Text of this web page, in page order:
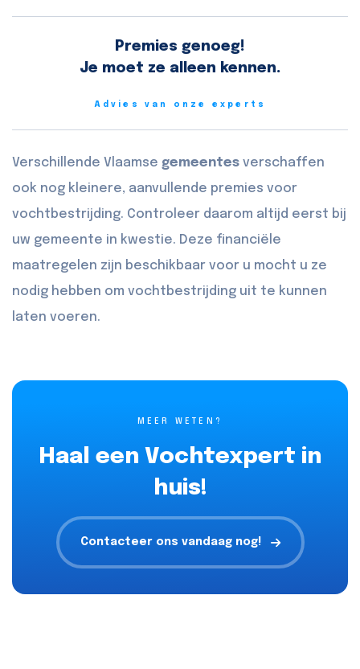
Premies genoeg!
Je moet ze alleen kennen.
Advies van onze experts
Verschillende Vlaamse gemeentes verschaffen
ook nog kleinere, aanvullende premies voor
vochtbestrijding. Controleer daarom altijd eerst bij
uw gemeente in kwestie. Deze financiële
maatregelen zijn beschikbaar voor u mocht u ze
nodig hebben om vochtbestrijding uit te kunnen
laten voeren.
MEER WETEN?
Haal een Vochtexpert in
huis!
Contacteer ons vandaag nog!